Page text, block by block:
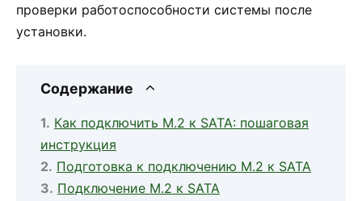
проверки работоспособности системы после
установки.
Содержание
Как подключить M.2 к SATA: пошаговая
инструкция
Подготовка к подключению M.2 к SATA
Подключение M.2 к SATA